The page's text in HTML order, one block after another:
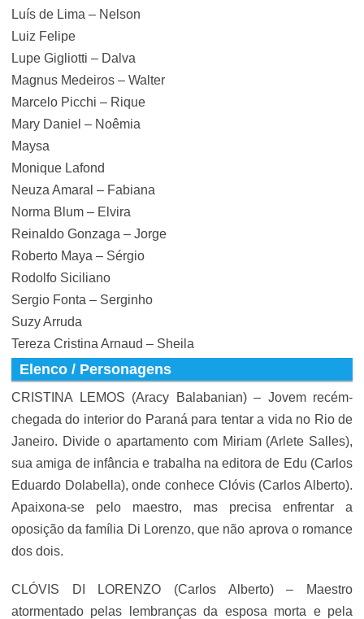
Luís de Lima – Nelson
Luiz Felipe
Lupe Gigliotti – Dalva
Magnus Medeiros – Walter
Marcelo Picchi – Rique
Mary Daniel – Noêmia
Maysa
Monique Lafond
Neuza Amaral – Fabiana
Norma Blum – Elvira
Reinaldo Gonzaga – Jorge
Roberto Maya – Sérgio
Rodolfo Siciliano
Sergio Fonta – Serginho
Suzy Arruda
Tereza Cristina Arnaud – Sheila
Elenco / Personagens
CRISTINA LEMOS (Aracy Balabanian) – Jovem recém-
chegada do interior do Paraná para tentar a vida no Rio de
Janeiro. Divide o apartamento com Miriam (Arlete Salles),
sua amiga de infância e trabalha na editora de Edu (Carlos
Eduardo Dolabella), onde conhece Clóvis (Carlos Alberto).
Apaixona-se pelo maestro, mas precisa enfrentar a
oposição da família Di Lorenzo, que não aprova o romance
dos dois.
CLÓVIS DI LORENZO (Carlos Alberto) – Maestro
atormentado pelas lembranças da esposa morta e pela